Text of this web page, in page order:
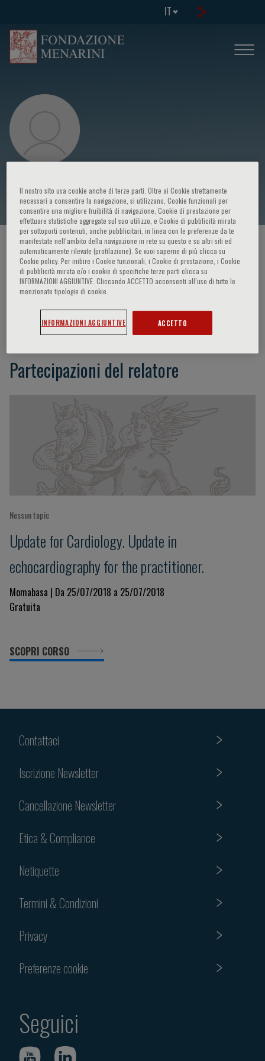
IT
Okechukwu Samuel Ogah
HOME PAGE / CORSI ED EVENTI / RELATORE
Okechukwu Samuel Ogah
Partecipazioni del relatore
Nessun topic
Update for Cardiology. Update in
echocardiography for the practitioner.
Momabasa | Da 25/07/2018 a 25/07/2018
Gratuita
SCOPRI CORSO
Contattaci
Iscrizione Newsletter
Cancellazione Newsletter
Etica & Compliance
Netiquette
Termini & Condizioni
Privacy
Preferenze cookie
Seguici
Il nostro sito usa cookie anche di terze parti. Oltre ai Cookie strettamente
necessari a consentire la navigazione, si utilizzano, Cookie funzionali per
consentire una migliore fruibilità di navigazione, Cookie di prestazione per
effettuare statistiche aggregate sul suo utilizzo, e Cookie di pubblicità mirata
per sottoporti contenuti, anche pubblicitari, in linea con le preferenze da te
manifestate nell‘ambito della navigazione in rete su questo e su altri siti ed
automaticamente rilevate (profilazione). Se vuoi saperne di più clicca su
Cookie policy. Per inibire i Cookie funzionali, i Cookie di prestazione, i Cookie
di pubblicità mirata e/o i cookie di specifiche terze parti clicca su
INFORMAZIONI AGGIUNTIVE. Cliccando ACCETTO acconsenti all’uso di tutte le
menzionate tipologie di cookie.
INFORMAZIONI AGGIUNTIVE ACCETTO